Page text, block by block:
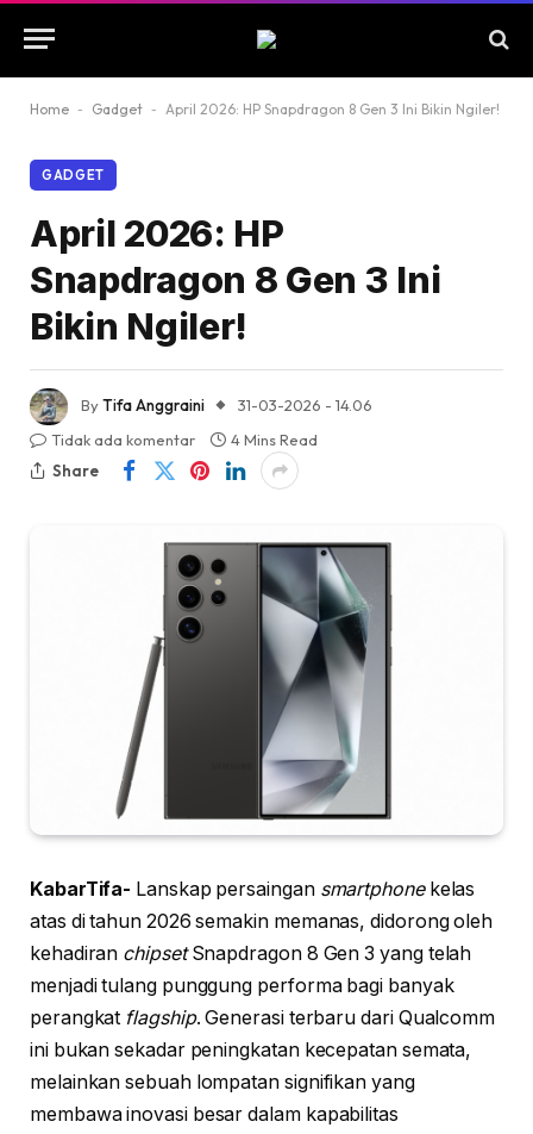
Home - Gadget - April 2026: HP Snapdragon 8 Gen 3 Ini Bikin Ngiler!
GADGET
April 2026: HP
Snapdragon 8 Gen 3 Ini
Bikin Ngiler!
ByTifa Anggraini
31-03-2026 - 14.06
Tidak ada komentar
4 Mins Read
Share
KabarTifa- Lanskap persaingan smartphonekelas
atas di tahun 2026 semakin memanas, didorong oleh
kehadiran chipsetSnapdragon 8 Gen 3 yang telah
menjadi tulang punggung performa bagi banyak
perangkat flagship. Generasi terbaru dari Qualcomm
ini bukan sekadar peningkatan kecepatan semata,
melainkan sebuah lompatan signifikan yang
membawa inovasi besar dalam kapabilitas